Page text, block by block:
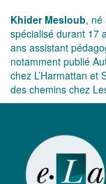
Khider Mesloub, né
spécialisé durant 17
ans assistant
notamment publié
chez L’Harmattan et
des chemins chez